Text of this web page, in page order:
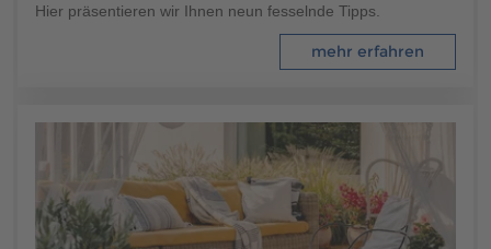
MUSTERHAUS FINDEN
Hier präsentieren wir Ihnen neun fesselnde Tipps.
mehr erfahren